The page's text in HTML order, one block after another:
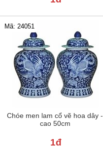
Chóe men lam cổ vẽ hoa dây -
cao 50cm
Mã: 24051
1đ